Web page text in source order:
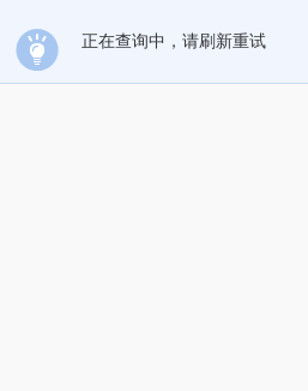
正在查询中，请刷新重试